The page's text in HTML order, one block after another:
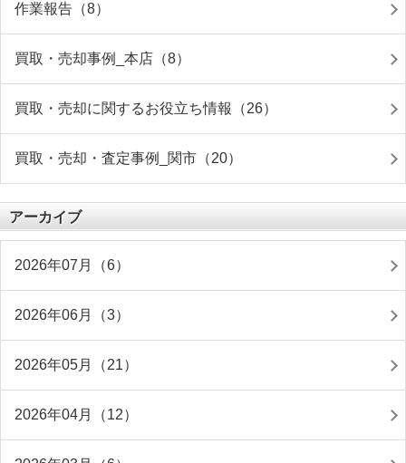
作業報告（8）
買取・売却事例_本店（8）
買取・売却に関するお役立ち情報（26）
買取・売却・査定事例_関市（20）
アーカイブ
2026年07月（6）
2026年06月（3）
2026年05月（21）
2026年04月（12）